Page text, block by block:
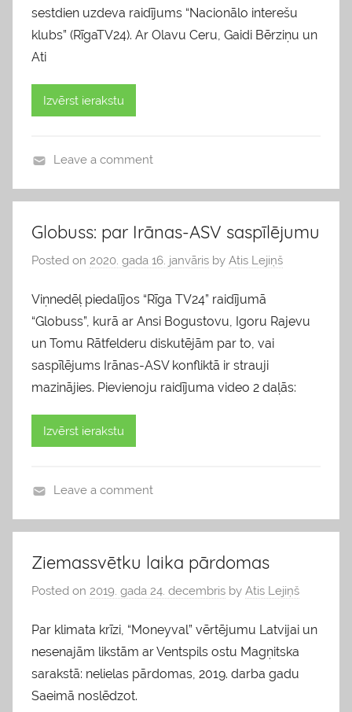
sestdien uzdeva raidījums “Nacionālo interešu
klubs” (RīgaTV24). Ar Olavu Ceru, Gaidi Bērziņu un
Ati
Izvērst ierakstu
l
g
s
Leave a comment
Globuss: par Irānas-ASV saspīlējumu
Posted on 2020. gada 16. janvāris by Atis Lejiņš
Viņnedēļ piedalījos “Rīga TV24” raidījumā
“Globuss”, kurā ar Ansi Bogustovu, Igoru Rajevu
un Tomu Rātfelderu diskutējām par to, vai
saspīlējums Irānas-ASV konfliktā ir strauji
mazinājies. Pievienoju raidījuma video 2 daļās:
Izvērst ierakstu
l
g
s
Leave a comment
Ziemassvētku laika pārdomas
Posted on 2019. gada 24. decembris by Atis Lejiņš
Par klimata krīzi, “Moneyval” vērtējumu Latvijai un
nesenajām likstām ar Ventspils ostu Magņitska
sarakstā: nelielas pārdomas, 2019. darba gadu
Saeimā noslēdzot.